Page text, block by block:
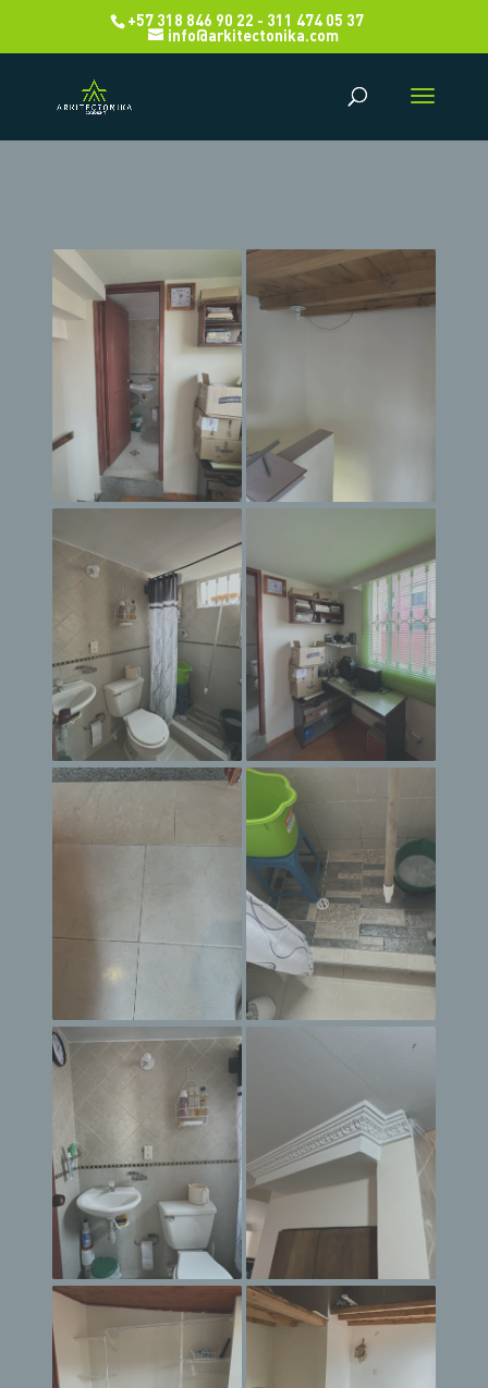
+57 318 846 90 22 - 311 474 05 37
info@arkitectonika.com